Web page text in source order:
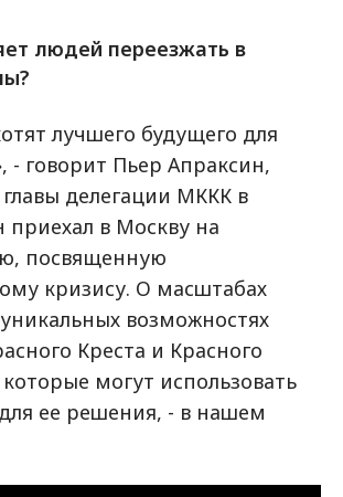
людей переезжать в
лучшего будущего для
- говорит Пьер Апраксин,
делегации МККК в
приехал в Москву на
посвященную
кризису. О масштабах
возможностях
Креста и Красного
могут использовать
для ее решения, - в нашем